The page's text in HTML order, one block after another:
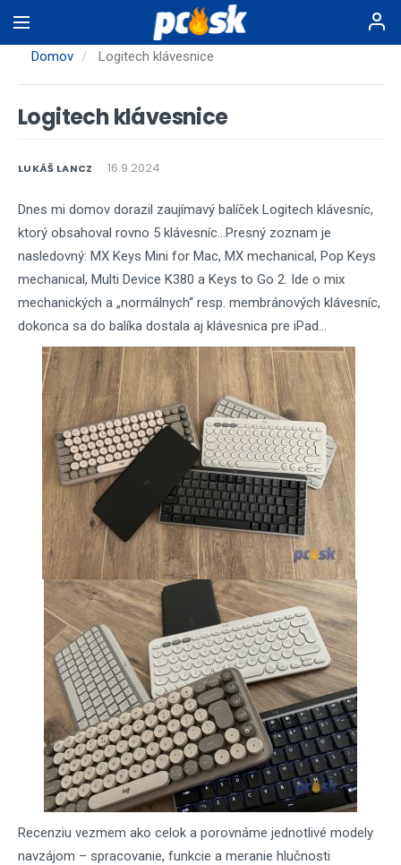
na
hlavnýDomov Logitech klávesnice
Logitech klávesnice
LUKÁŠ LANCZ 16.9.2024
Dnes mi domov dorazil zaujímavý balíček Logitech klávesníc,
ktorý obsahoval rovno 5 klávesníc...Presný zoznam je
nasledovný: MX Keys Mini for Mac, MX mechanical, Pop Keys
mechanical, Multi Device K380 a Keys to Go 2. Ide o mix
mechanických a „normálnych“ resp. membránových klávesníc,
dokonca sa do balíka dostala aj klávesnica pre iPad...
Recenziu vezmem ako celok a porovnáme jednotlivé modely
navzájom – spracovanie, funkcie a meranie hlučnosti